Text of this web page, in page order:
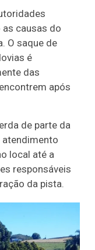
causas do
O saque de
é
das
após
de parte da
local até a
responsáveis
da pista.